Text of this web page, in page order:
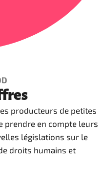
producteurs de petites
prendre en compte leurs
législations sur le
droits humains et